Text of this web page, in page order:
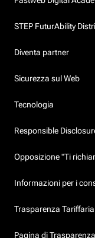
STEP FuturAbility
Diventa partner
Sicurezza sul Web
Tecnologia
Responsible
Opposizione "Ti
Informazioni per i
Trasparenza Tariffaria
Pagina di